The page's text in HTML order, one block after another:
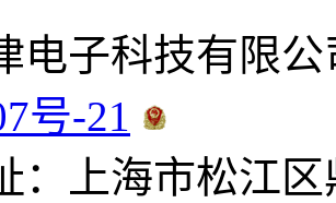
电子科技有限
号-21
：上海市松江区